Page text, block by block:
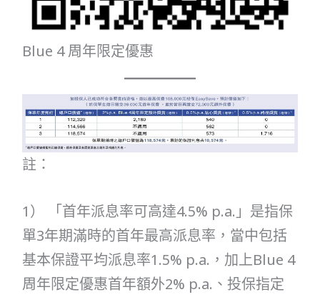
Blue 4 周年限定優惠
註：
1） 「首年派息率可高達4.5% p.a.」是指保
單3年期滿時的首年最高派息率，當中包括
基本保證平均派息率1.5% p.a.，加上Blue 4
周年限定優惠首年額外2% p.a.、投保指定